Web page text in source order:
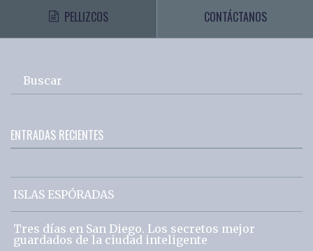
PELLIZCOS CONTÁCTANOS
Buscar
ENTRADAS RECIENTES
ISLAS ESPÓRADAS
Tres días en San Diego. Los secretos mejor
guardados de la ciudad inteligente